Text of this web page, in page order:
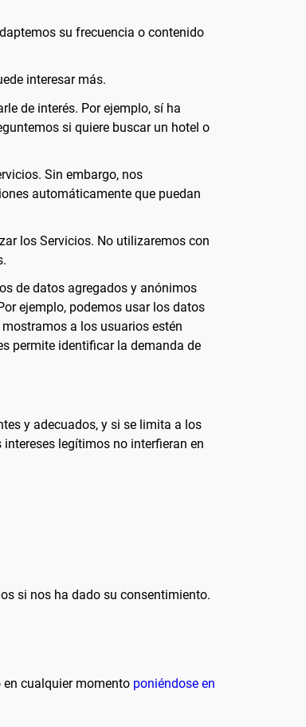
su frecuencia o contenido
interesar más.
de interés. Por ejemplo, sí ha
si quiere buscar un hotel o
Sin embargo, nos
automáticamente que puedan
los Servicios. No utilizaremos con
de datos agregados y anónimos
ejemplo, podemos usar los datos
a los usuarios estén
permite identificar la demanda de
y adecuados, y si se limita a los
legítimos no interfieran en
si nos ha dado su consentimiento.
cualquier momento poniéndose en